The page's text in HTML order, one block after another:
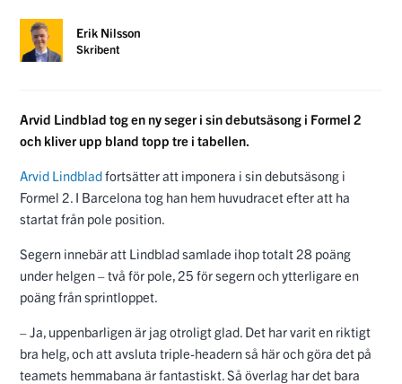
Erik Nilsson
Skribent
Arvid Lindblad tog en ny seger i sin debutsäsong i Formel 2
och kliver upp bland topp tre i tabellen.
Arvid Lindbladfortsätter att imponera i sin debutsäsong i
Formel 2. I Barcelona tog han hem huvudracet efter att ha
startat från pole position.
Segern innebär att Lindblad samlade ihop totalt 28 poäng
under helgen – två för pole, 25 för segern och ytterligare en
poäng från sprintloppet.
– Ja, uppenbarligen är jag otroligt glad. Det har varit en riktigt
bra helg, och att avsluta triple-headern så här och göra det på
teamets hemmabana är fantastiskt. Så överlag har det bara